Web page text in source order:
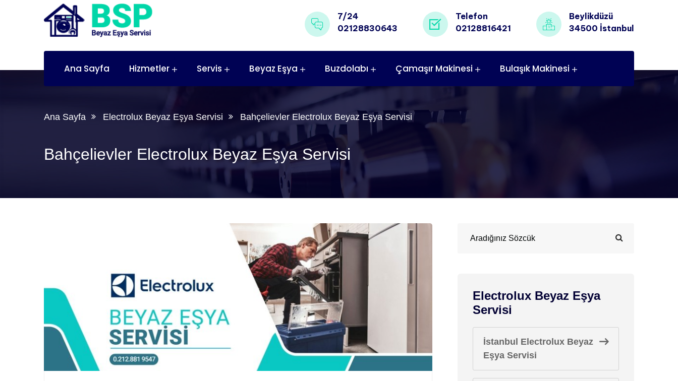
7/24
02128830643
Telefon
02128816421
Beylikdüzü
34500 İstanbul
Ana Sayfa Hizmetler Servis Beyaz Eşya Buzdolabı Çamaşır Makinesi Bulaşık Makinesi
Ana Sayfa Electrolux Beyaz Eşya Servisi Bahçelievler Electrolux Beyaz Eşya Servisi
Bahçelievler Electrolux Beyaz Eşya Servisi
Electrolux Beyaz Eşya
Servisi
İstanbul Electrolux Beyaz
Eşya Servisi